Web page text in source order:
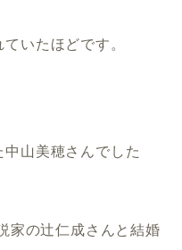
ていたほどです。
山美穂さんでした
家の辻仁成さんと結婚